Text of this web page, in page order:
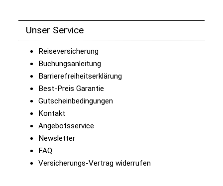
Unser Service
Reiseversicherung
Buchungsanleitung
Barrierefreiheitserklärung
Best-Preis Garantie
Gutscheinbedingungen
Kontakt
Angebotsservice
Newsletter
FAQ
Versicherungs-Vertrag widerrufen